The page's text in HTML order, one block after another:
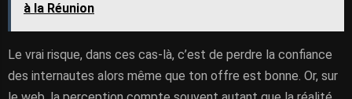
à la Réunion
Le vrai risque, dans ces cas-là, c’est de perdre la confiance
des internautes alors même que ton offre est bonne. Or, sur